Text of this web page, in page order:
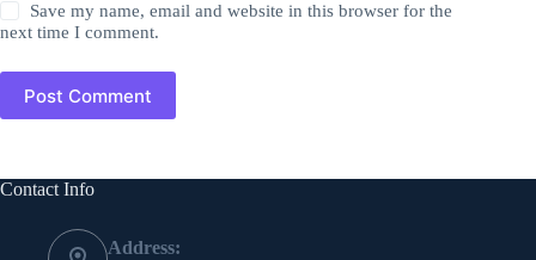
Save my name, email and website in this browser for the
next time I comment.
Post Comment
Contact Info
Address: